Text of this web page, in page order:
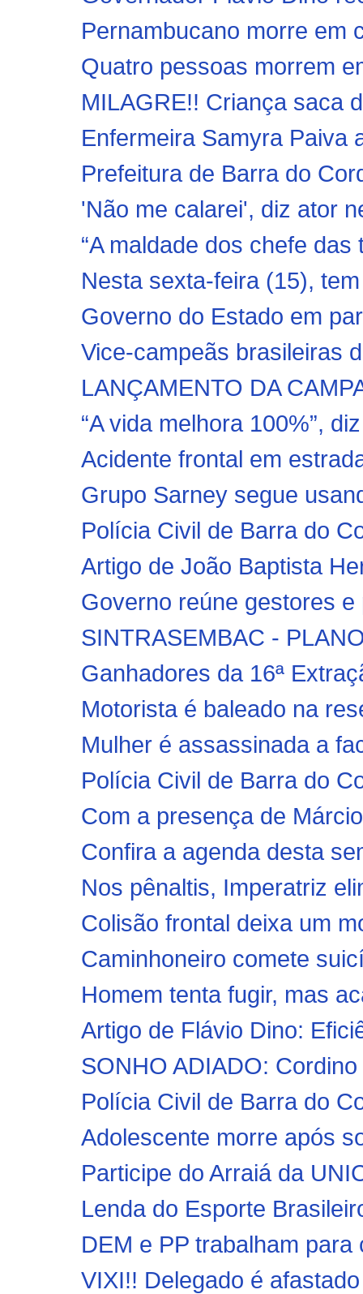
Pernambucano morre em
Quatro pessoas morrem
MILAGRE!! Criança saca
Enfermeira Samyra Paiva
Prefeitura de Barra do
'Não me calarei', diz ator
“A maldade dos chefe
Nesta sexta-feira (15),
Governo do Estado em
Vice-campeãs brasileiras
LANÇAMENTO DA
“A vida melhora 100%”,
Acidente frontal em
Grupo Sarney segue
Polícia Civil de Barra do
Artigo de João Baptista
Governo reúne gestores
SINTRASEMBAC -
Ganhadores da 16ª
Motorista é baleado na
Mulher é assassinada a
Polícia Civil de Barra do
Com a presença de
Confira a agenda desta
Nos pênaltis, Imperatriz
Colisão frontal deixa um
Caminhoneiro comete
Homem tenta fugir, mas
Artigo de Flávio Dino:
SONHO ADIADO:
Polícia Civil de Barra do
Adolescente morre após
Participe do Arraiá da
Lenda do Esporte
DEM e PP trabalham
VIXI!! Delegado é